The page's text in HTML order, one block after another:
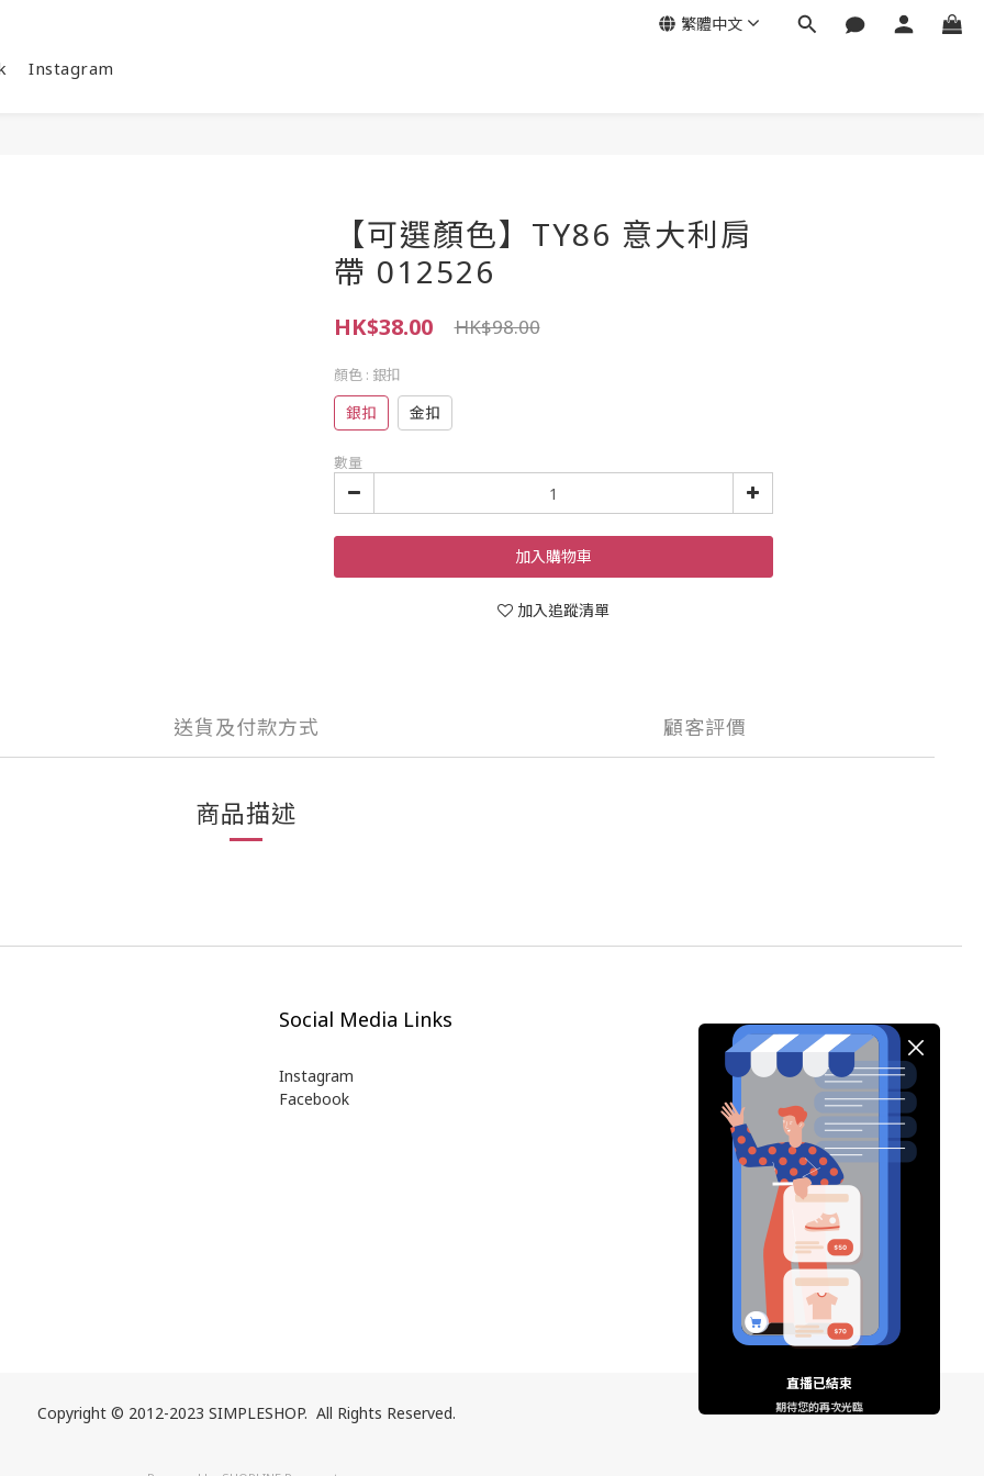
Instagram
繁體中文
【可選顏色】TY86 意大利肩
帶 012526
HK$38.00 HK$98.00
顏色 : 銀扣
銀扣 金扣
數量
加入購物車
加入追蹤清單
送貨及付款方式 顧客評價
商品描述
Social Media Links
Instagram
Facebook
Copyright © 2012-2023 SIMPLESHOP. All Rights Reserved.
直播已結束
期待您的再次光臨